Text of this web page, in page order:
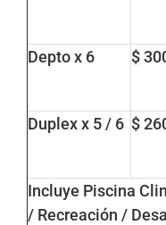
Depto x 6 $
Duplex x 5 / 6 $
Incluye Piscina
/ Recreación /